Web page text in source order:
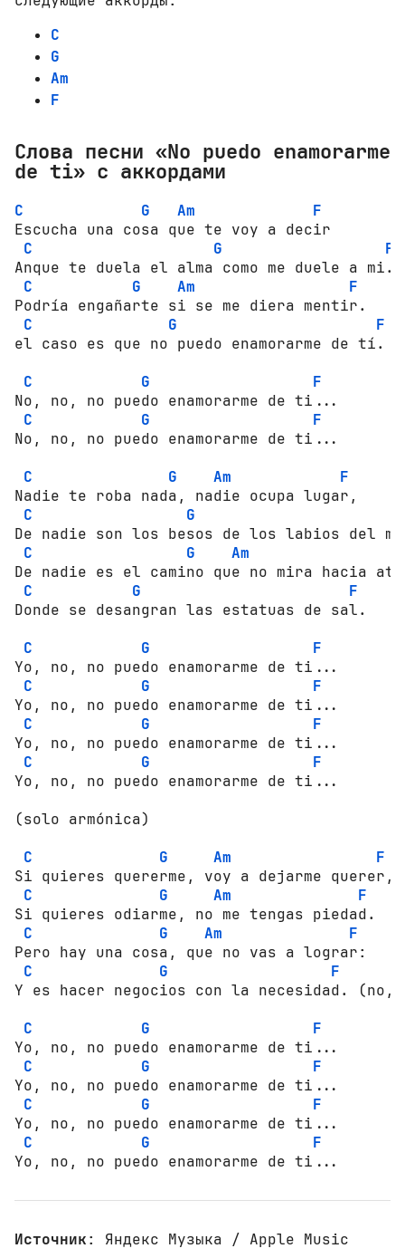
C
G
Am
F
Слова песни «No puedo enamorarme
de ti» с аккордами
C G Am
F
Escucha una cosa que te voy a decir
C
G
F
Anque te duela el alma como me duele a mi.
C
G Am
F
Podría engañarte si se me diera mentir.
C
G
F
el caso es que no puedo enamorarme de tí.
C
G
F
No, no, no puedo enamorarme de ti...
C
G
F
No, no, no puedo enamorarme de ti...
C
G Am
F
Nadie te roba nada, nadie ocupa lugar,
C
G
De nadie son los besos de los labios del
C
G
Am
De nadie es el camino que no mira hacia
C
G
F
Donde se desangran las estatuas de sal.
C
G
F
Yo, no, no puedo enamorarme de ti...
C
G
F
Yo, no, no puedo enamorarme de ti...
C
G
F
Yo, no, no puedo enamorarme de ti...
C
G
F
Yo, no, no puedo enamorarme de ti...
(solo armónica)
C
G Am
F
Si quieres quererme, voy a dejarme querer,
C
G Am
F
Si quieres odiarme, no me tengas piedad.
C
G Am
F
Pero hay una cosa, que no vas a lograr:
C
G
F
Y es hacer negocios con la necesidad.
C
G
F
Yo, no, no puedo enamorarme de ti...
C
G
F
Yo, no, no puedo enamorarme de ti...
C
G
F
Yo, no, no puedo enamorarme de ti...
C
G
F
Yo, no, no puedo enamorarme de ti...
Источник: Яндекс Музыка / Apple Music